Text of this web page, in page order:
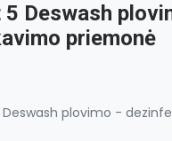
5 Deswash
priemonė
Deswash plovimo -